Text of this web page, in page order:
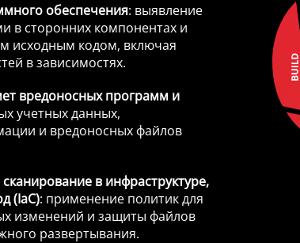
обеспечения: выявление
в сторонних компонентах и
исходным кодом, включая
в зависимостях.
вредоносных программ и
учетных данных,
и вредоносных файлов
в инфраструктуре,
(IaC): применение политик для
изменений и защиты файлов
развертывания.